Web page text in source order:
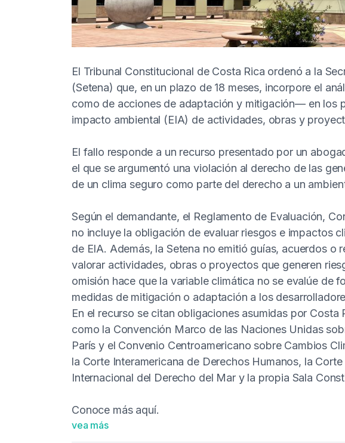
El Tribunal Constitucional de Costa Rica ordenó a la
(Setena) que, en un plazo de 18 meses, incorpore el
como de acciones de adaptación y mitigación— en los
impacto ambiental (EIA) de actividades, obras y
El fallo responde a un recurso presentado por un
el que se argumentó una violación al derecho de las
de un clima seguro como parte del derecho a un
Según el demandante, el Reglamento de Evaluación,
no incluye la obligación de evaluar riesgos e impactos
de EIA. Además, la Setena no emitió guías, acuerdos o
valorar actividades, obras o proyectos que generen
omisión hace que la variable climática no se evalúe de
medidas de mitigación o adaptación a los
En el recurso se citan obligaciones asumidas por Costa
como la Convención Marco de las Naciones Unidas
París y el Convenio Centroamericano sobre Cambios
la Corte Interamericana de Derechos Humanos, la
Internacional del Derecho del Mar y la propia Sala
Conoce más aquí.
vea más